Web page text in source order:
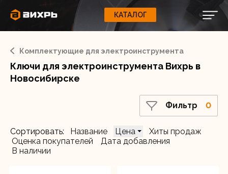
КАТАЛОГ
КАТАЛОГ
Вход Регистрация
О бренде
Сервис
Контакты
Свернуть
ЭЛЕКТРОИНСТРУМЕНТЫ
Комплектующие для электроинструмента
Ключи для электроинструмента Вихрь в
Новосибирске
Фильтр 0
Сортировать: Название Цена
Хиты продаж
Оценка покупателей
Дата добавления
В наличии
Товар в наличии
Да
ВАШ ЗАКАЗ
Ваша корзина пуста.